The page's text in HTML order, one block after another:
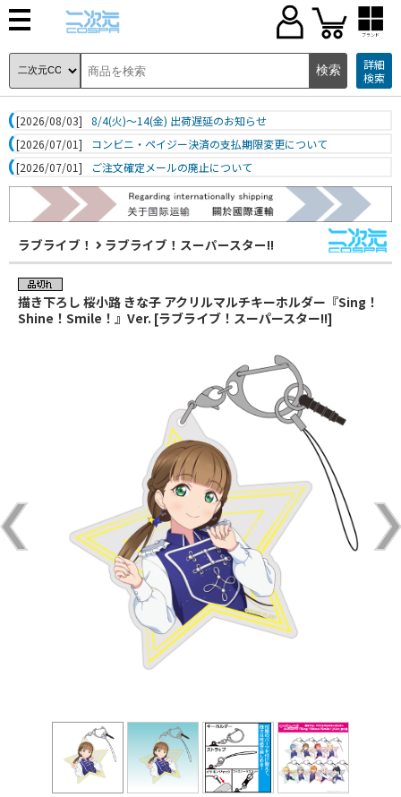
ブランド
詳細
検索
[2026/08/03]
8/4(火)～14(金) 出荷遅延のお知らせ
[2026/07/01]
コンビニ・ペイジー決済の支払期限変更について
[2026/07/01]
ご注文確定メールの廃止について
ラブライブ！ ラブライブ！スーパースター!!
描き下ろし 桜小路 きな子 アクリルマルチキーホルダー『Sing！
Shine！Smile！』Ver. [ラブライブ！スーパースター!!]